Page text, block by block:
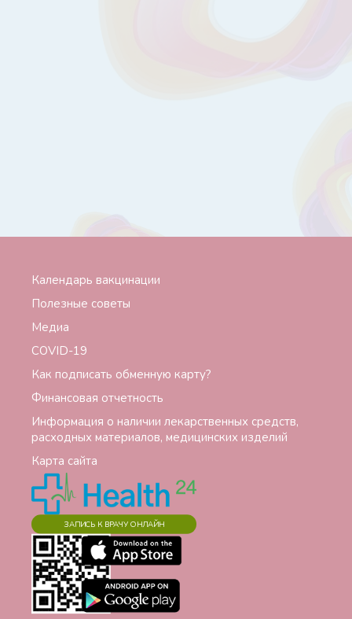
Календарь вакцинации
Полезные советы
Медиа
СОVID-19
Как подписать обменную карту?
Финансовая отчетность
Информация о наличии лекарственных средств,
расходных материалов, медицинских изделий
Карта сайта
ЗАПИСЬ К ВРАЧУ ОНЛАЙН